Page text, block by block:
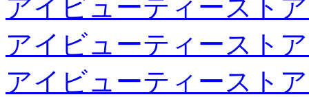
アイビューティースト
アイビューティースト
アイビューティースト